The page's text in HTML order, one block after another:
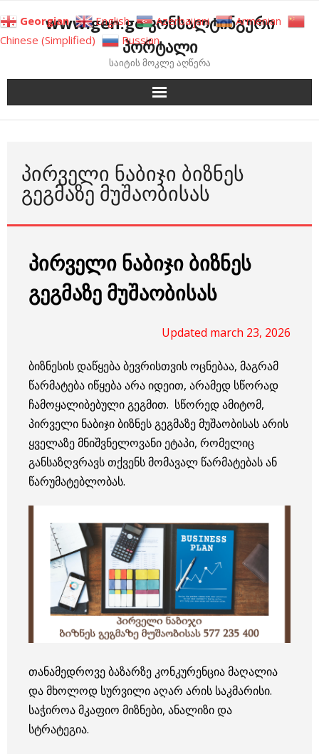
to
content
www.gen.ge კონსალტინგური
პორტალი
საიტის მოკლე აღწერა
ᲞᲘᲠᲕᲔᲚᲘ ᲜᲐᲑᲘᲯᲘ ᲑᲘᲖᲜᲔᲡ
ᲒᲔᲒᲛᲐᲖᲔ ᲛᲣᲨᲐᲝᲑᲘᲡᲐᲡ
პირველი ნაბიჯი ბიზნეს
გეგმაზე მუშაობისას
Updated march 23, 2026
ბიზნესის დაწყება ბევრისთვის ოცნებაა, მაგრამ
წარმატება იწყება არა იდეით, არამედ სწორად
ჩამოყალიბებული გეგმით. სწორედ ამიტომ,
პირველი ნაბიჯი ბიზნეს გეგმაზე მუშაობისას არის
ყველაზე მნიშვნელოვანი ეტაპი, რომელიც
განსაზღვრავს თქვენს მომავალ წარმატებას ან
წარუმატებლობას.
თანამედროვე ბაზარზე კონკურენცია მაღალია
და მხოლოდ სურვილი აღარ არის საკმარისი.
საჭიროა მკაფიო მიზნები, ანალიზი და
სტრატეგია.
Georgian English Azerbaijani
Armenian
Chinese (Simplified)
Russian